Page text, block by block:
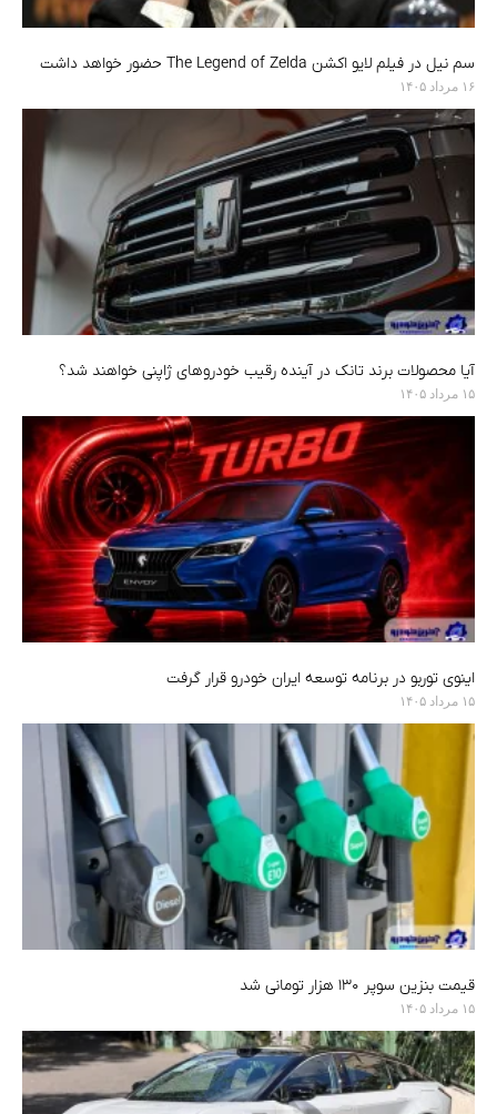
سم نیل در فیلم لایو اکشن The Legend of Zelda حضور خواهد داشت
۱۶ مرداد ۱۴۰۵
آیا محصولات برند تانک در آینده رقیب خودروهای ژاپنی خواهند شد؟
۱۵ مرداد ۱۴۰۵
اینوی توربو در برنامه توسعه ایران خودرو قرار گرفت
۱۵ مرداد ۱۴۰۵
قیمت بنزین سوپر ۱۳۰ هزار تومانی شد
۱۵ مرداد ۱۴۰۵